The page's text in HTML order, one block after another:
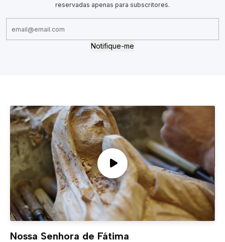
reservadas apenas para subscritores.
Notifique-me
Nossa Senhora de Fátima